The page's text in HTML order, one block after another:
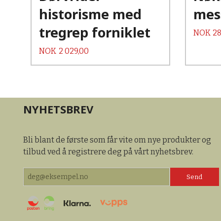
historisme med
tregrep forniklet
Pris
NOK 2 029,00
Pris
NOK
NYHETSBREV
Bli blant de første som får vite om nye produkter og
tilbud ved å registrere deg på vårt nyhetsbrev.